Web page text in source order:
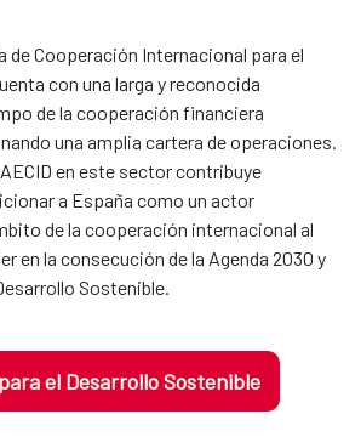
de Cooperación Internacional para el
con una larga y reconocida
de la cooperación financiera
una amplia cartera de operaciones.
en este sector contribuye
a España como un actor
de la cooperación internacional al
en la consecución de la Agenda 2030 y
Sostenible.
el Desarrollo Sostenible